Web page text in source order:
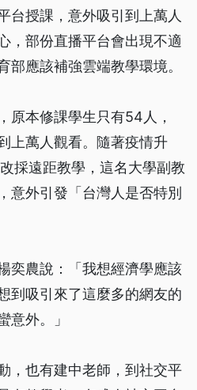
台授課，意外吸引到上萬人
，部份直播平台會出現不適
部應該補強雲端教學環境。
原本修課學生只有54人，
上萬人觀看。隨著疫情升
採遠距教學，這名大學副教
意外引發「台灣人是否特別
奕農說：「我想經濟學應該
到吸引來了這麼多的網友的
意外。」
，也有建中老師，到社交平